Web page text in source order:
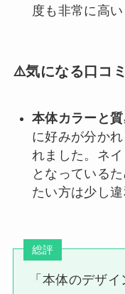
度も非常に高い
⚠️気になる口コミ
本体カラーと質
に好みが分か
れました。ネ
となっている
たい方は少し
総評
「本体のデザ